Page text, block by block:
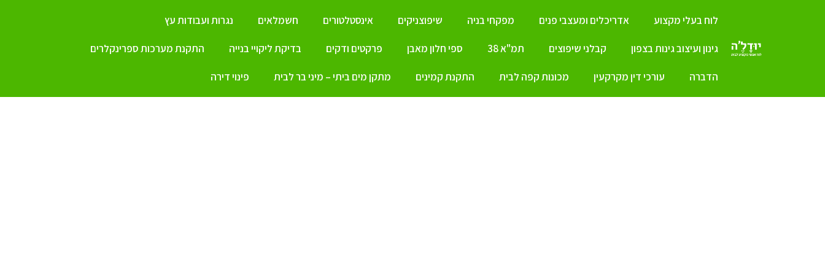
לוח בעלי מקצוע אדריכלים ומעצבי פנים מפקחי בניה שיפוצניקים אינסטלטורים חשמלאים נגרות ועבודות עץ
גינון ועיצוב גינות בצפון קבלני שיפוצים תמ"א 38 ספי חלון מאבן פרקטים ודקים בדיקת ליקויי בנייה התקנת מערכות ספרינקלרים
הדברה עורכי דין מקרקעין מכונות קפה לבית התקנת קמינים מתקן מים ביתי – מיני בר לבית פינוי דירה